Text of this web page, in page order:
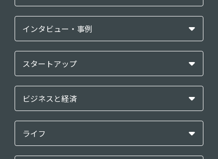
インタビュー・事例
スタートアップ
ビジネスと経済
ライフ